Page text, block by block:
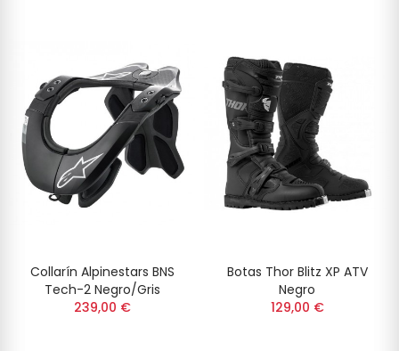
Collarín Alpinestars BNS
Tech-2 Negro/Gris
239,00 €
Botas Thor Blitz XP ATV
Negro
129,00 €